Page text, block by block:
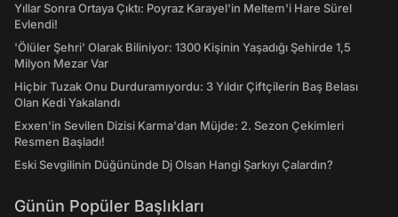
Yıllar Sonra Ortaya Çıktı: Poyraz Karayel'in Meltem'i Hare Sürel
Evlendi!
'Ölüler Şehri' Olarak Biliniyor: 1300 Kişinin Yaşadığı Şehirde 1,5
Milyon Mezar Var
Hiçbir Tuzak Onu Durduramıyordu: 3 Yıldır Çiftçilerin Baş Belası
Olan Kedi Yakalandı
Exxen'in Sevilen Dizisi Karma'dan Müjde: 2. Sezon Çekimleri
Resmen Başladı!
Eski Sevgilinin Düğününde Dj Olsan Hangi Şarkıyı Çalardın?
Günün Popüler Başlıkları